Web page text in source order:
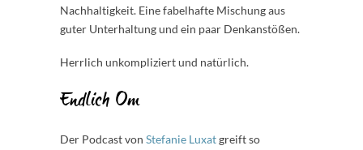
Nachhaltigkeit. Eine fabelhafte Mischung aus
guter Unterhaltung und ein paar Denkanstößen.
Herrlich unkompliziert und natürlich.
Endlich Om
Der Podcast von Stefanie Luxatgreift so